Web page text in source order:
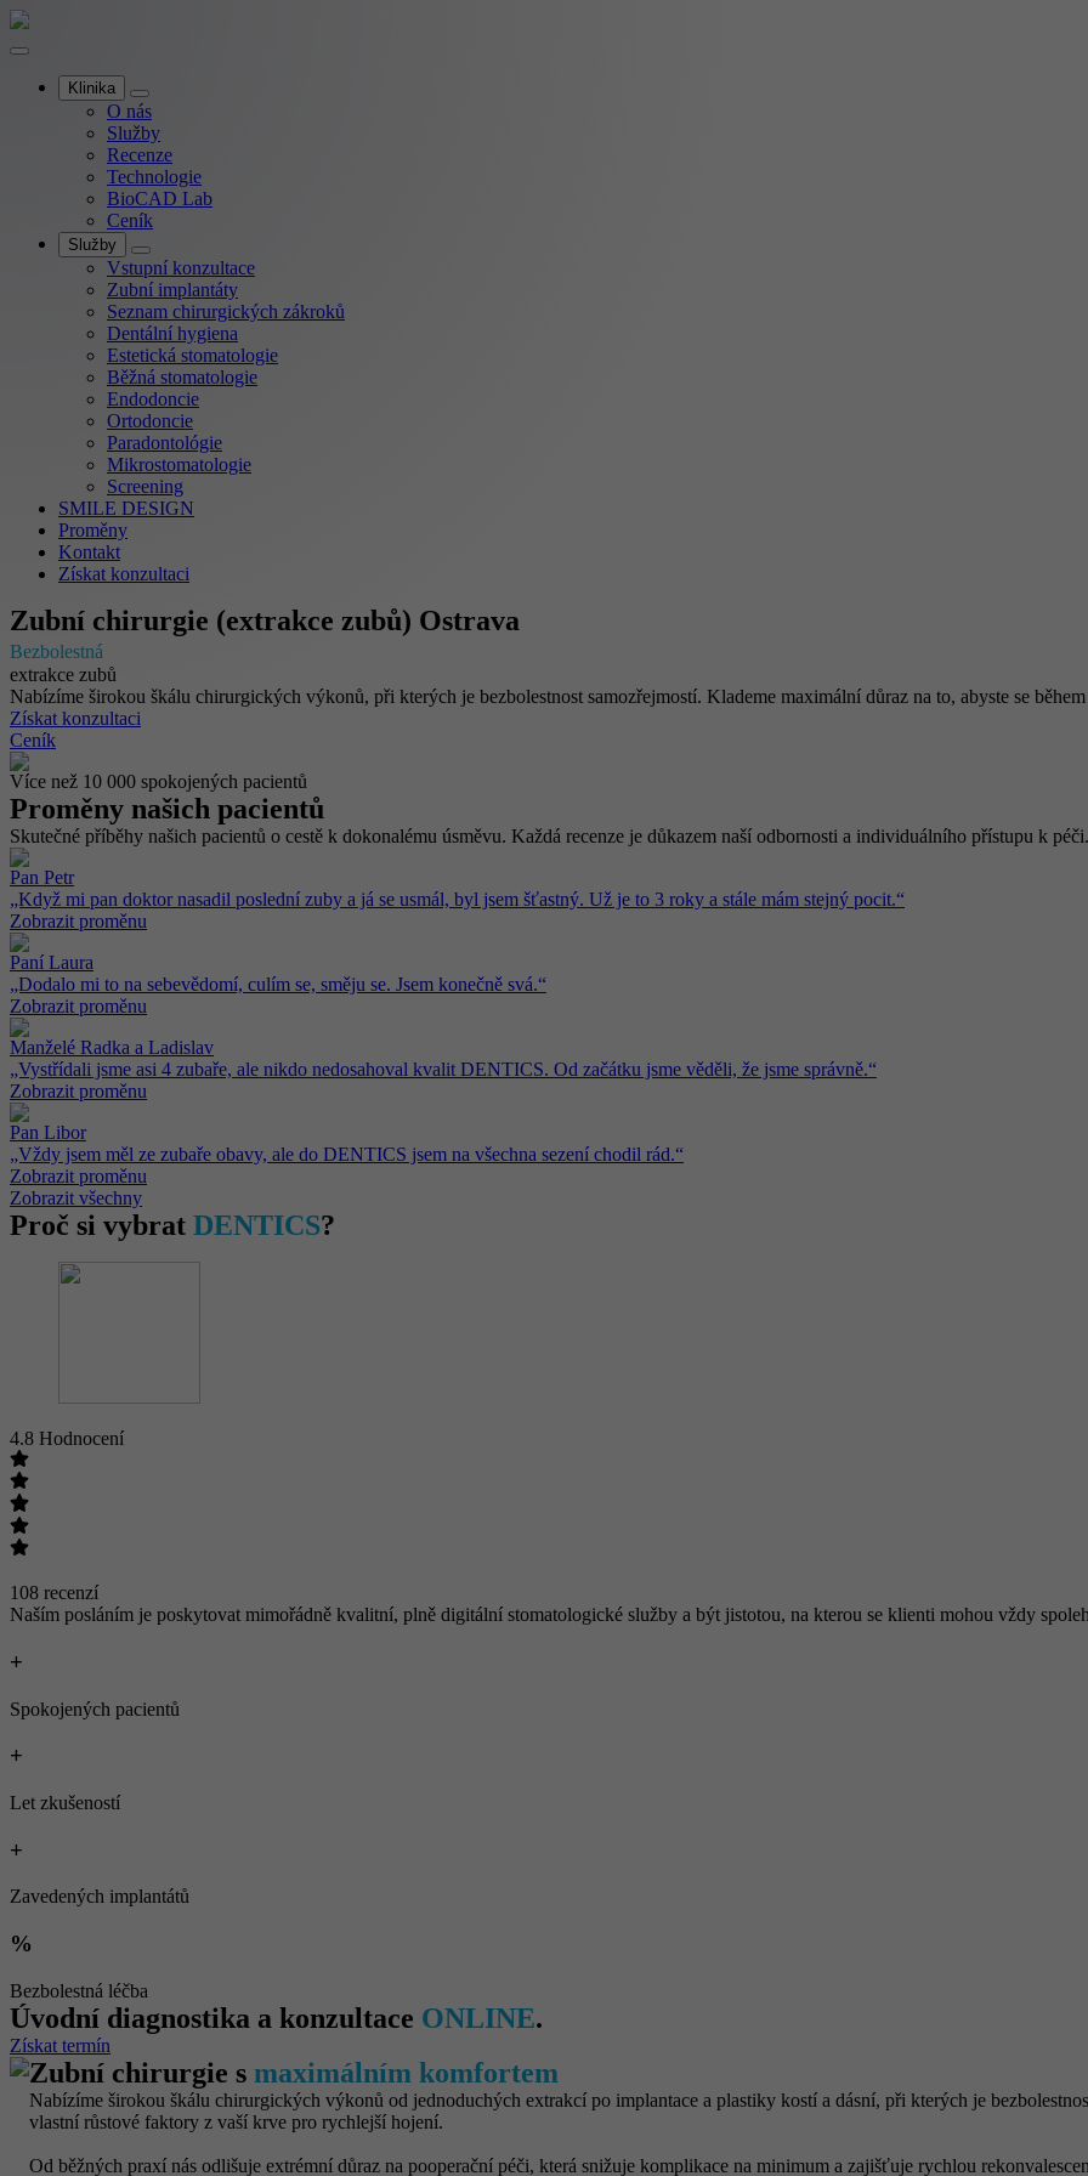
Klinika
O nás
Služby
Recenze
Technologie
BioCAD Lab
Ceník
Služby
Vstupní konzultace
Zubní implantáty
Seznam chirurgických zákroků
Dentální hygiena
Estetická stomatologie
Běžná stomatologie
Endodoncie
Ortodoncie
Paradontológie
Mikrostomatologie
Screening
SMILE DESIGN
Proměny
Kontakt
Získat konzultaci
Zubní chirurgie (extrakce zubů) Ostrava
Bezbolestná
extrakce zubů
Nabízíme širokou škálu chirurgických výkonů, při kterých je bezbolestnost samozřejmostí. Klademe maximální důraz na to, abyste se
Získat konzultaci
Ceník
Více než 10 000 spokojených pacientů
Proměny našich pacientů
Skutečné příběhy našich pacientů o cestě k dokonalému úsměvu. Každá recenze je důkazem naší odbornosti a individuálního přístupu k péči.
Pan Petr
„Když mi pan doktor nasadil poslední zuby a já se usmál, byl jsem šťastný. Už je to 3 roky a stále mám stejný pocit.“
Zobrazit proměnu
Paní Laura
„Dodalo mi to na sebevědomí, culím se, směju se. Jsem konečně svá.“
Zobrazit proměnu
Manželé Radka a Ladislav
„Vystřídali jsme asi 4 zubaře, ale nikdo nedosahoval kvalit DENTICS. Od začátku jsme věděli, že jsme správně.“
Zobrazit proměnu
Pan Libor
„Vždy jsem měl ze zubaře obavy, ale do DENTICS jsem na všechna sezení chodil rád.“
Zobrazit proměnu
Zobrazit všechny
Proč si vybrat DENTICS?
4.8 Hodnocení
108 recenzí
Naším posláním je poskytovat mimořádně kvalitní, plně digitální stomatologické služby a být jistotou, na kterou se klienti mohou vždy
+
Spokojených pacientů
+
Let zkušeností
+
Zavedených implantátů
%
Bezbolestná léčba
Úvodní diagnostika a konzultace ONLINE.
Získat termín
Zubní chirurgie s maximálním komfortem
Nabízíme širokou škálu chirurgických výkonů od jednoduchých extrakcí po implantace a plastiky kostí a dásní, při kterých je
vlastní růstové faktory z vaší krve pro rychlejší hojení.
Od běžných praxí nás odlišuje extrémní důraz na pooperační péči, která snižuje komplikace na minimum a zajišťuje rychlou